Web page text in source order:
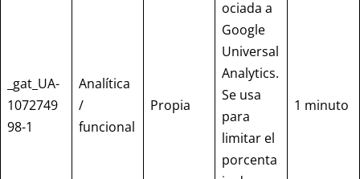
_gat_UA-
1072749
98-1
Analítica
/
funcional
Propia
ociada a
Google
Universal
Analytics.
Se usa
para
limitar el
porcenta
1 minuto